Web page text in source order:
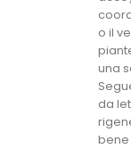
o il
una
da
bene